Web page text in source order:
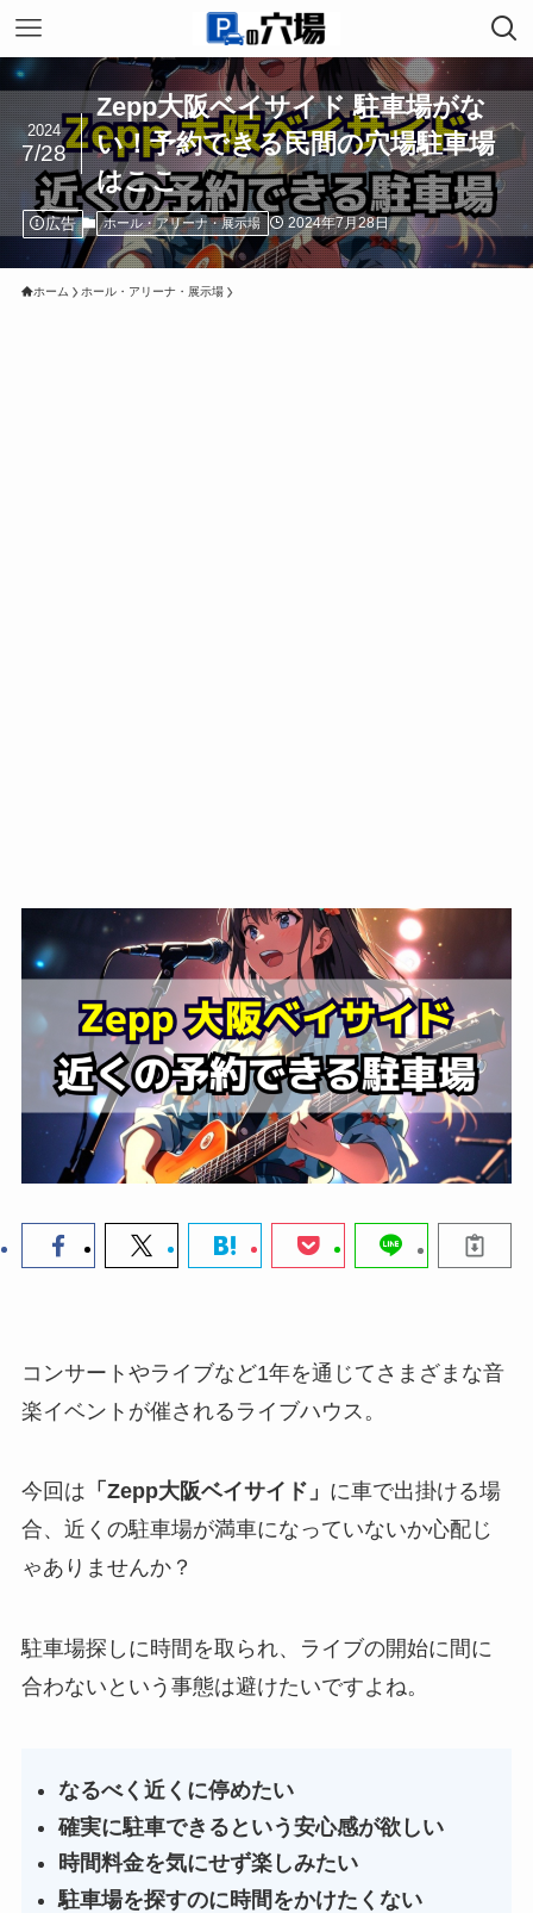
Zepp大阪ベイサイド 駐車場がな
い！予約できる民間の穴場駐車場
はここ
2024
7/28
広告 ホール・アリーナ・展示場 2024年7月28日
ホーム ホール・アリーナ・展示場
コンサートやライブなど1年を通じてさまざまな音
楽イベントが催されるライブハウス。
今回は 「Zepp大阪ベイサイド」 に車で出掛ける場
合、近くの駐車場が満車になっていないか心配じ
ゃありませんか？
駐車場探しに時間を取られ、ライブの開始に間に
合わないという事態は避けたいですよね。
なるべく近くに停めたい
確実に駐車できるという安心感が欲しい
時間料金を気にせず楽しみたい
駐車場を探すのに時間をかけたくない